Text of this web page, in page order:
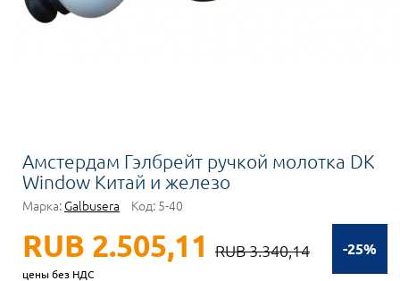
Амстердам Гэлбрейт ручкой молотка DK
Window Китай и железо
Марка: Galbusera Код: 5-40
-25%
RUB 2.505,11 RUB 3.340,14
цены без НДС